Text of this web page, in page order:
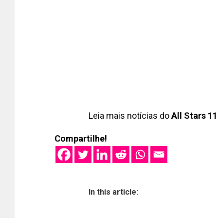
Leia mais notícias doAll Stars 11
Compartilhe!
In this article: